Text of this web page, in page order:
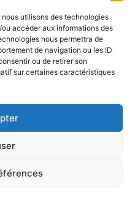
utilisons des technologies
accéder aux informations des
nous permettra de
de navigation ou les ID
ou de retirer son
sur certaines caractéristiques
légales